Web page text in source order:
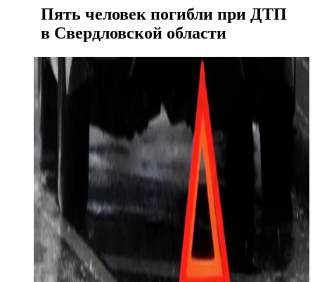
Пять человек погибли при ДТП
в Свердловской области